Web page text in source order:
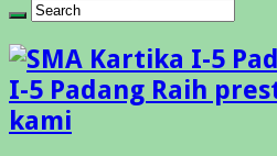
I-5 Padang Raih
kami